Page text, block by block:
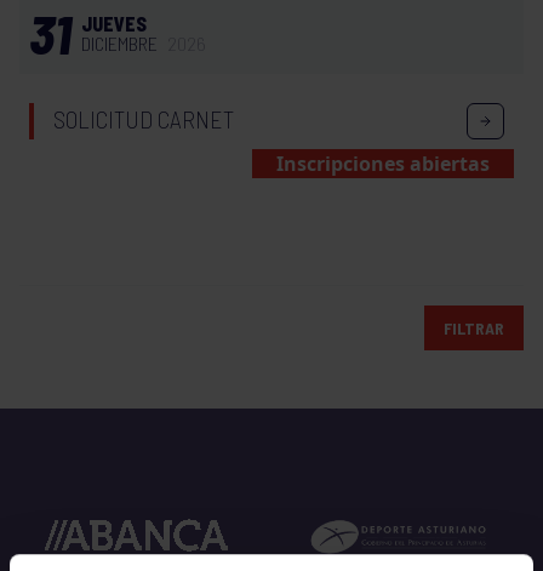
31 JUEVES
DICIEMBRE
SOLICITUD CARNET
Inscripciones abiertas
FILTRAR